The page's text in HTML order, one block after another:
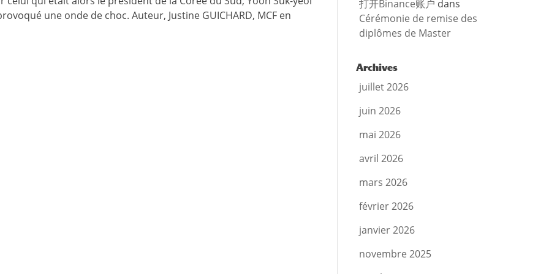
une onde de choc. Auteur, Justine GUICHARD, MCF en
打开Binance账户 dans
Cérémonie de remise des
diplômes de Master
Archives
juillet 2026
juin 2026
mai 2026
avril 2026
mars 2026
février 2026
janvier 2026
novembre 2025